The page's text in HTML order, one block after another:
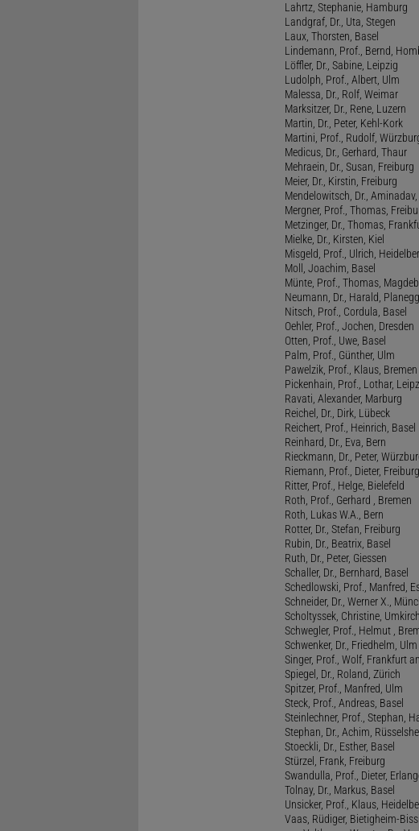
Lahrtz, Stephanie, Hamburg
Landgraf, Dr., Uta, Stegen
Laux, Thorsten, Basel
Lindemann, Prof., Bernd,
Löffler, Dr., Sabine, Leipzig
Ludolph, Prof., Albert, Ulm
Malessa, Dr., Rolf, Weimar
Marksitzer, Dr., Rene, Luzern
Martin, Dr., Peter, Kehl-Kork
Martini, Prof., Rudolf,
Medicus, Dr., Gerhard, Thaur
Mehraein, Dr., Susan, Freiburg
Meier, Dr., Kirstin, Freiburg
Mendelowitsch, Dr., Aminadav,
Mergner, Prof., Thomas,
Metzinger, Dr., Thomas,
Mielke, Dr., Kirsten, Kiel
Misgeld, Prof., Ulrich,
Moll, Joachim, Basel
Münte, Prof., Thomas,
Neumann, Dr., Harald,
Nitsch, Prof., Cordula, Basel
Oehler, Prof., Jochen, Dresden
Otten, Prof., Uwe, Basel
Palm, Prof., Günther, Ulm
Pawelzik, Prof., Klaus, Bremen
Pickenhain, Prof., Lothar,
Ravati, Alexander, Marburg
Reichel, Dr., Dirk, Lübeck
Reichert, Prof., Heinrich, Basel
Reinhard, Dr., Eva, Bern
Rieckmann, Dr., Peter,
Riemann, Prof., Dieter, Freiburg
Ritter, Prof., Helge, Bielefeld
Roth, Prof., Gerhard , Bremen
Roth, Lukas W.A., Bern
Rotter, Dr., Stefan, Freiburg
Rubin, Dr., Beatrix, Basel
Ruth, Dr., Peter, Giessen
Schaller, Dr., Bernhard, Basel
Schedlowski, Prof., Manfred,
Schneider, Dr., Werner X.,
Scholtyssek, Christine, Umkirch
Schwegler, Prof., Helmut ,
Schwenker, Dr., Friedhelm, Ulm
Singer, Prof., Wolf, Frankfurt
Spiegel, Dr., Roland, Zürich
Spitzer, Prof., Manfred, Ulm
Steck, Prof., Andreas, Basel
Steinlechner, Prof., Stephan,
Stephan, Dr., Achim,
Stoeckli, Dr., Esther, Basel
Stürzel, Frank, Freiburg
Swandulla, Prof., Dieter,
Tolnay, Dr., Markus, Basel
Unsicker, Prof., Klaus,
Vaas, Rüdiger, Bietigheim-